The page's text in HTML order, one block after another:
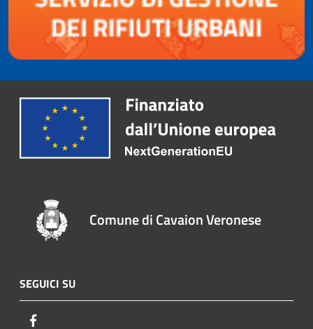
Comune di Cavaion Veronese
SEGUICI SU